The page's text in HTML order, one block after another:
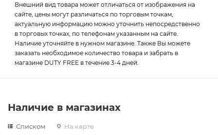
Внешний вид товара может отличаться от изображения на
сайте, цены могут различаться по торговым точкам,
актуальную информацию можно уточнить непосредственно
в торговых точках, по телефонам указанным на сайте.
Наличие уточняйте в нужном магазине. Также Вы можете
заказать необходимое количество товара и забрать в
магазине DUTY FREE в течение 3-4 дней.
Наличие в магазинах
Списком На карте